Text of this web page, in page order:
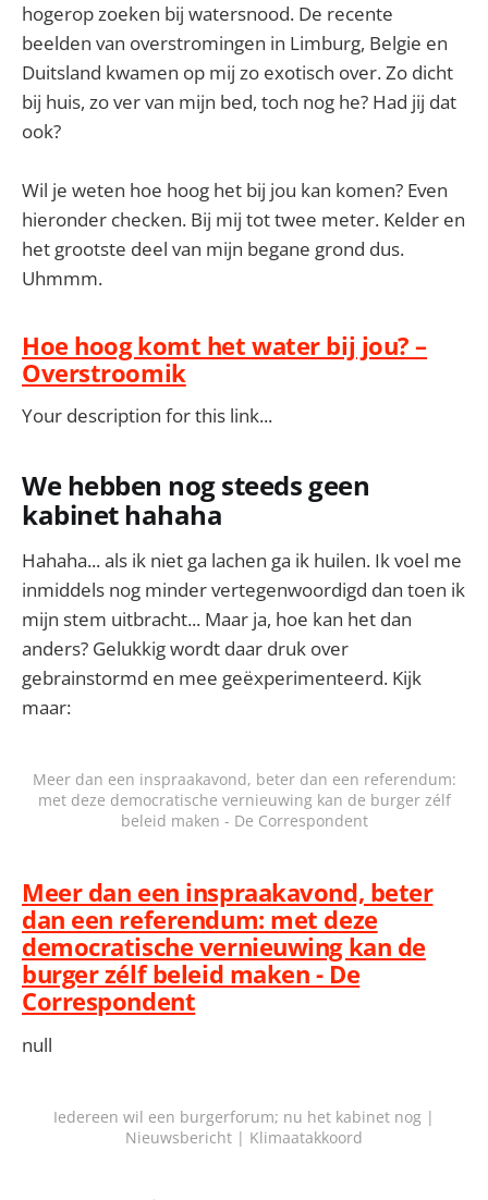
hogerop zoeken bij watersnood. De recente
beelden van overstromingen in Limburg, Belgie en
Duitsland kwamen op mij zo exotisch over. Zo dicht
bij huis, zo ver van mijn bed, toch nog he? Had jij dat
ook?
Wil je weten hoe hoog het bij jou kan komen? Even
hieronder checken. Bij mij tot twee meter. Kelder en
het grootste deel van mijn begane grond dus.
Uhmmm.
Hoe hoog komt het water bij jou? –
Overstroomik
Your description for this link...
We hebben nog steeds geen
kabinet hahaha
Hahaha... als ik niet ga lachen ga ik huilen. Ik voel me
inmiddels nog minder vertegenwoordigd dan toen ik
mijn stem uitbracht... Maar ja, hoe kan het dan
anders? Gelukkig wordt daar druk over
gebrainstormd en mee geëxperimenteerd. Kijk
maar:
Meer dan een inspraakavond, beter dan een referendum:
met deze democratische vernieuwing kan de burger zélf
beleid maken - De Correspondent
Meer dan een inspraakavond, beter
dan een referendum: met deze
democratische vernieuwing kan de
burger zélf beleid maken - De
Correspondent
null
Iedereen wil een burgerforum; nu het kabinet nog |
Nieuwsbericht | Klimaatakkoord